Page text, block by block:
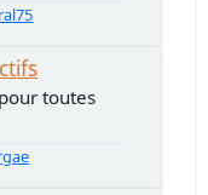
toutes